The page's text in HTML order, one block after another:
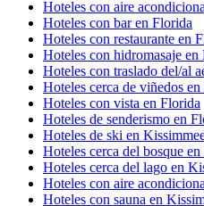
Hoteles con aire
Hoteles con bar en Florida
Hoteles con restaurante en
Hoteles con hidromasaje en
Hoteles con traslado del/al
Hoteles cerca de viñedos
Hoteles con vista en Florida
Hoteles de senderismo en
Hoteles de ski en
Hoteles cerca del bosque
Hoteles cerca del lago en
Hoteles con aire
Hoteles con sauna en